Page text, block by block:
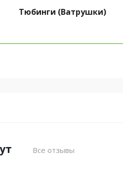
Тюбинги (Ватрушки)
Все отзывы